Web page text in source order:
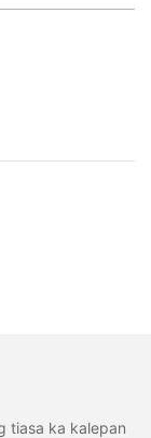
tiasa ka kalepan